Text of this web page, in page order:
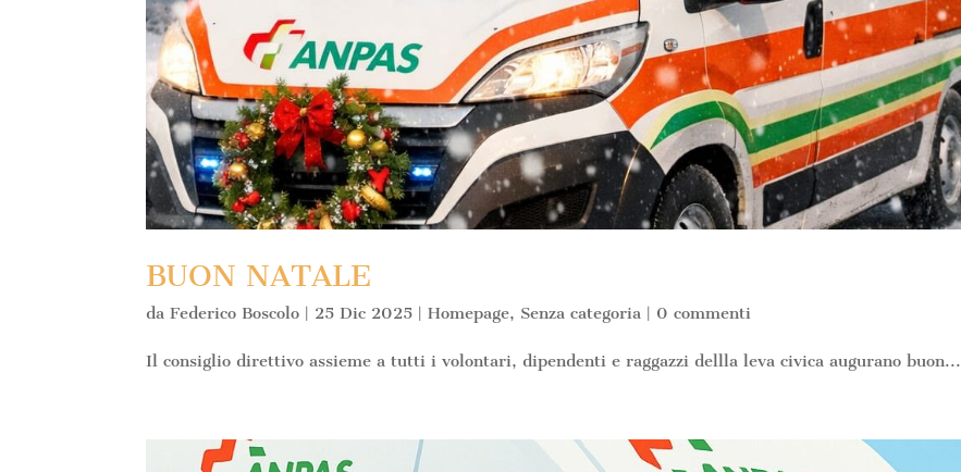
BUON NATALE
daFederico Boscolo | 25 Dic 2025 |Homepage, Senza categoria | 0 commenti
Il consiglio direttivo assieme a tutti i volontari, dipendenti e raggazzi dellla leva civica augurano buon...